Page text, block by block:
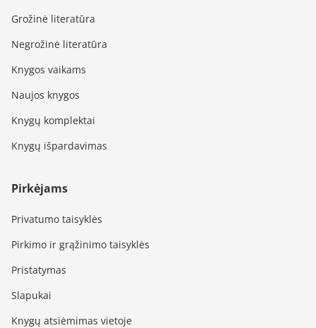
Grožinė literatūra
Negrožinė literatūra
Knygos vaikams
Naujos knygos
Knygų komplektai
Knygų išpardavimas
Pirkėjams
Privatumo taisyklės
Pirkimo ir grąžinimo taisyklės
Pristatymas
Slapukai
Knygų atsiėmimas vietoje